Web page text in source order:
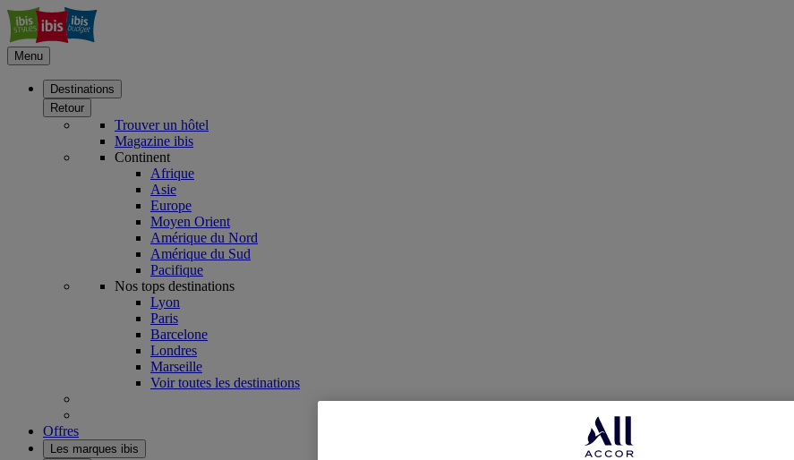
Menu
Destinations
Retour
Trouver un hôtel
Magazine ibis
Continent
Afrique
Asie
Europe
Moyen Orient
Amérique du Nord
Amérique du Sud
Pacifique
Nos tops destinations
Lyon
Paris
Barcelone
Londres
Marseille
Voir toutes les destinations
Offres
Les marques ibis